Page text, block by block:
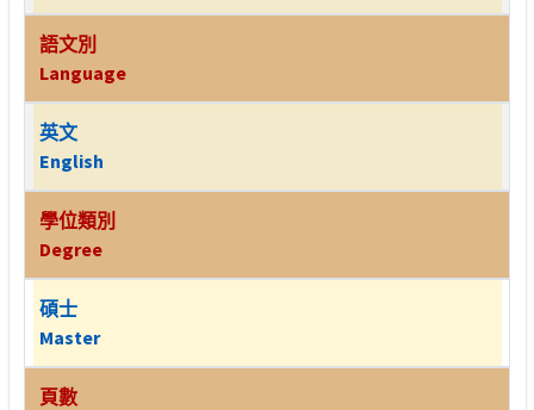
語文別
Language
英文
English
學位類別
Degree
碩士
Master
頁數